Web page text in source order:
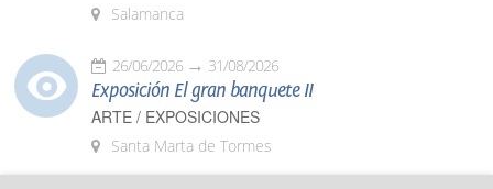
Salamanca
26/06/2026 31/08/2026
Exposición El gran banquete II
ARTE / EXPOSICIONES
Santa Marta de Tormes